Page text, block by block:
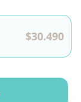
$30.490